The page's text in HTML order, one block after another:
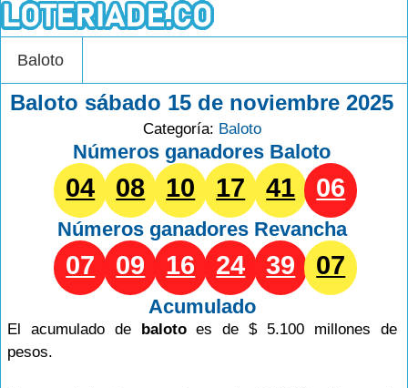
Baloto
Baloto sábado 15 de noviembre 2025
Categoría: Baloto
Números ganadores Baloto
04 08 10 17 41 06
Números ganadores Revancha
07 09 16 24 39 07
Acumulado
El acumulado de balotoes de $ 5.100 millones de
pesos.